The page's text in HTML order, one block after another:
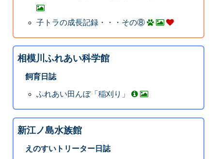
子トラの成長記録・・・その⑧
相模川ふれあい科学館
飼育日誌
ふれあい田んぼ「稲刈り」
新江ノ島水族館
えのすいトリーター日誌